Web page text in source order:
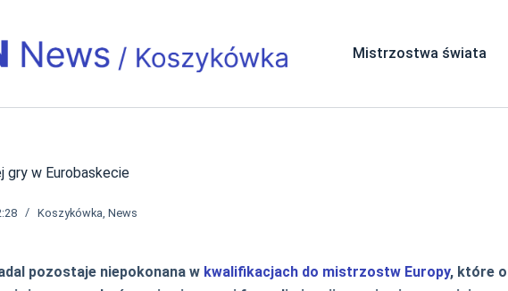
Mistrzostwa świata
gry w Eurobaskecie
Koszykówka ,News
pozostaje niepokonana w kwalifikacjach do mistrzostw Europy, które